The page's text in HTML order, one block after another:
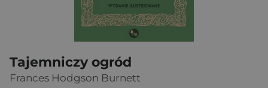
Tajemniczy ogród
Frances Hodgson Burnett